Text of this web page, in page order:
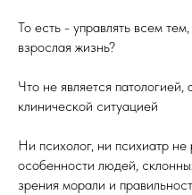
То есть - управлять всем
взрослая жизнь?
Что не является
клинической ситуацией
Ни психолог, ни психиатр
особенности людей,
зрения морали и